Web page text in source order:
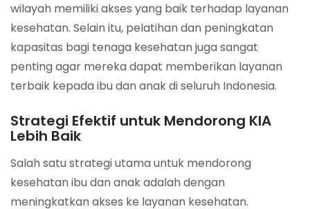
wilayah memiliki akses yang baik terhadap layanan
kesehatan. Selain itu, pelatihan dan peningkatan
kapasitas bagi tenaga kesehatan juga sangat
penting agar mereka dapat memberikan layanan
terbaik kepada ibu dan anak di seluruh Indonesia.
Strategi Efektif untuk Mendorong KIA
Lebih Baik
Salah satu strategi utama untuk mendorong
kesehatan ibu dan anak adalah dengan
meningkatkan akses ke layanan kesehatan.